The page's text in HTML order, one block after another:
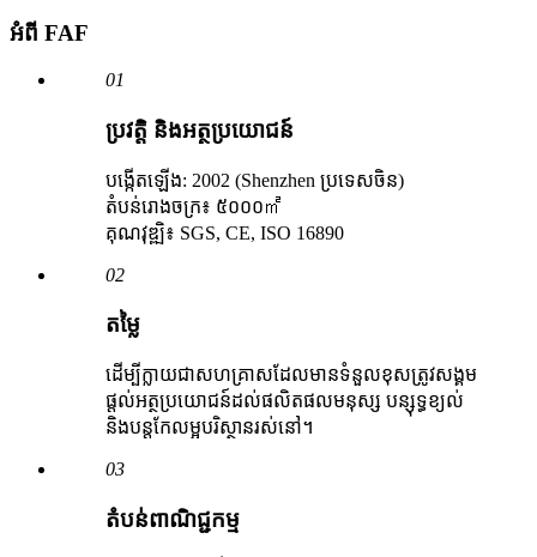
អំពី FAF
01
ប្រវត្តិ និងអត្ថប្រយោជន៍
បង្កើតឡើង: 2002 (Shenzhen ប្រទេសចិន)
តំបន់រោងចក្រ៖ ៥០០០㎡
គុណវុឌ្ឍិ៖ SGS, CE, ISO 16890
02
តម្លៃ
ដើម្បីក្លាយជាសហគ្រាសដែលមានទំនួលខុសត្រូវសង្គម
ផ្តល់អត្ថប្រយោជន៍ដល់ផលិតផលមនុស្ស បន្សុទ្ធខ្យល់
និងបន្តកែលម្អបរិស្ថានរស់នៅ។
03
តំបន់ពាណិជ្ជកម្ម